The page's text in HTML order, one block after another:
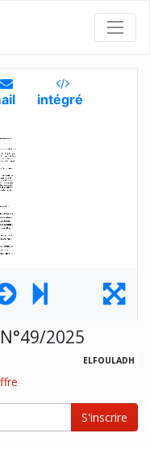
2025
ELFOULADH
S'inscrire